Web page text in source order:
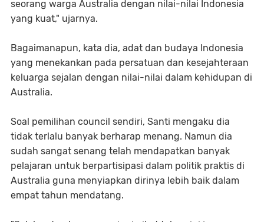
seorang warga Australia dengan nilai-nilai Indonesia
yang kuat," ujarnya.
Bagaimanapun, kata dia, adat dan budaya Indonesia
yang menekankan pada persatuan dan kesejahteraan
keluarga sejalan dengan nilai-nilai dalam kehidupan di
Australia.
Soal pemilihan council sendiri, Santi mengaku dia
tidak terlalu banyak berharap menang. Namun dia
sudah sangat senang telah mendapatkan banyak
pelajaran untuk berpartisipasi dalam politik praktis di
Australia guna menyiapkan dirinya lebih baik dalam
empat tahun mendatang.